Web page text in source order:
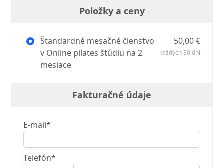
Položky a ceny
Štandardné mesačné členstvo
v Online pilates štúdiu na 2
mesiace
50,00 €
každých 30 dní
Fakturačné údaje
E-mail*
Telefón*